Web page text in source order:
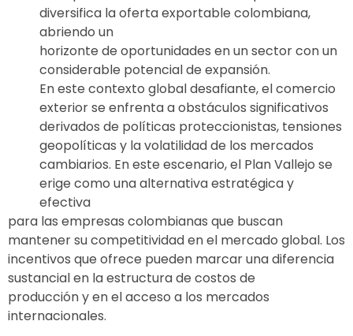
diversifica la oferta exportable colombiana,
abriendo un
horizonte de oportunidades en un sector con un
considerable potencial de expansión.
En este contexto global desafiante, el comercio
exterior se enfrenta a obstáculos significativos
derivados de políticas proteccionistas, tensiones
geopolíticas y la volatilidad de los mercados
cambiarios. En este escenario, el Plan Vallejo se
erige como una alternativa estratégica y
efectiva
para las empresas colombianas que buscan
mantener su competitividad en el mercado global. Los
incentivos que ofrece pueden marcar una diferencia
sustancial en la estructura de costos de
producción y en el acceso a los mercados
internacionales.